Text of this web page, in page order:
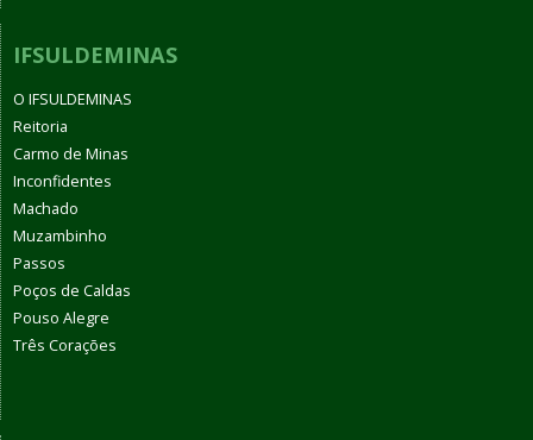
IFSULDEMINAS
O IFSULDEMINAS
Reitoria
Carmo de Minas
Inconfidentes
Machado
Muzambinho
Passos
Poços de Caldas
Pouso Alegre
Três Corações